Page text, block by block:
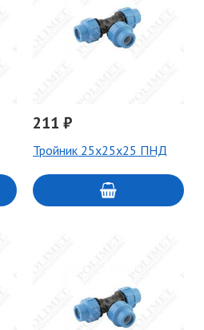
211 ₽
Тройник 25х25х25 ПНД